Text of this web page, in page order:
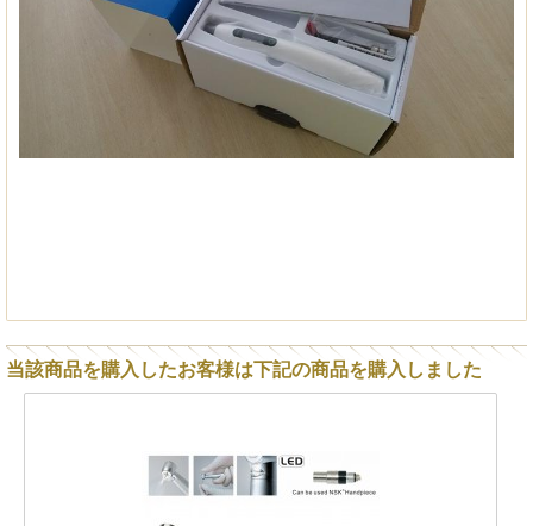
当該商品を購入したお客様は下記の商品を購入しました